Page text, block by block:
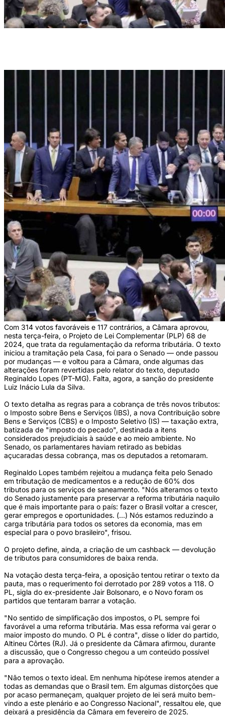
Com 314 votos favoráveis e 117 contrários, a Câmara aprovou,
nesta terça-feira, o Projeto de Lei Complementar (PLP) 68 de
2024, que trata da regulamentação da reforma tributária. O texto
iniciou a tramitação pela Casa, foi para o Senado — onde passou
por mudanças — e voltou para a Câmara, onde algumas das
alterações foram revertidas pelo relator do texto, deputado
Reginaldo Lopes (PT-MG). Falta, agora, a sanção do presidente
Luiz Inácio Lula da Silva.
O texto detalha as regras para a cobrança de três novos tributos:
o Imposto sobre Bens e Serviços (IBS), a nova Contribuição sobre
Bens e Serviços (CBS) e o Imposto Seletivo (IS) — taxação extra,
batizada de "imposto do pecado", destinada a itens
considerados prejudiciais à saúde e ao meio ambiente. No
Senado, os parlamentares haviam retirado as bebidas
açucaradas dessa cobrança, mas os deputados a retomaram.
Reginaldo Lopes também rejeitou a mudança feita pelo Senado
em tributação de medicamentos e a redução de 60% dos
tributos para os serviços de saneamento. "Nós alteramos o texto
do Senado justamente para preservar a reforma tributária naquilo
que é mais importante para o país: fazer o Brasil voltar a crescer,
gerar empregos e oportunidades. (...) Nós estamos reduzindo a
carga tributária para todos os setores da economia, mas em
especial para o povo brasileiro", frisou.
O projeto define, ainda, a criação de um cashback — devolução
de tributos para consumidores de baixa renda.
Na votação desta terça-feira, a oposição tentou retirar o texto da
pauta, mas o requerimento foi derrotado por 289 votos a 118. O
PL, sigla do ex-presidente Jair Bolsonaro, e o Novo foram os
partidos que tentaram barrar a votação.
"No sentido de simplificação dos impostos, o PL sempre foi
favorável a uma reforma tributária. Mas essa reforma vai gerar o
maior imposto do mundo. O PL é contra", disse o líder do partido,
Altineu Côrtes (RJ). Já o presidente da Câmara afirmou, durante
a discussão, que o Congresso chegou a um conteúdo possível
para a aprovação.
"Não temos o texto ideal. Em nenhuma hipótese iremos atender a
todas as demandas que o Brasil tem. Em algumas distorções que
por acaso permaneçam, qualquer projeto de lei será muito bem-
vindo a este plenário e ao Congresso Nacional", ressaltou ele, que
deixará a presidência da Câmara em fevereiro de 2025.